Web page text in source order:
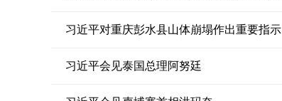
习近平对重庆彭水县山体崩塌作出重要指示
习近平会见泰国总理阿努廷